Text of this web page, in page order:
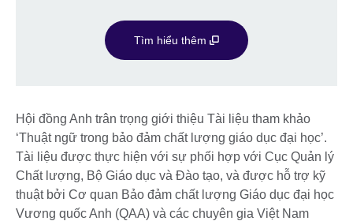
Tìm hiểu thêm
Hội đồng Anh trân trọng giới thiệu Tài liệu tham khảo
‘Thuật ngữ trong bảo đảm chất lượng giáo dục đại học’.
Tài liệu được thực hiện với sự phối hợp với Cục Quản lý
Chất lượng, Bộ Giáo dục và Đào tạo, và được hỗ trợ kỹ
thuật bởi Cơ quan Bảo đảm chất lượng Giáo dục đại học
Vương quốc Anh (QAA) và các chuyên gia Việt Nam